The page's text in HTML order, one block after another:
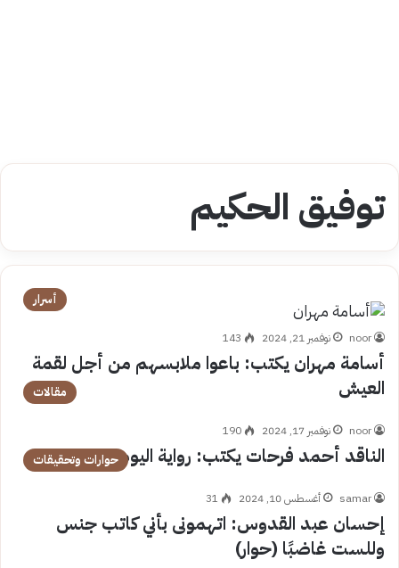
توفيق الحكيم
أسرار
noor نوفمبر 21, 2024 143
أسامة مهران يكتب: باعوا ملابسهم من أجل لقمة
العيش
مقالات
noor نوفمبر 17, 2024 190
الناقد أحمد فرحات يكتب: رواية اليومياتحوارات وتحقيقات
samar أغسطس 10, 2024 31
إحسان عبد القدوس: اتهمونى بأني كاتب جنس
وللست غاضبًا (حوار)